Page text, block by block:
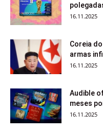
16.11.2025
Coreia
armas
16.11.2025
Audible
meses
16.11.2025